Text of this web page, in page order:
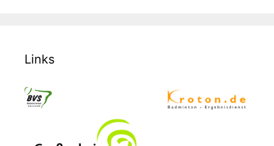
Links